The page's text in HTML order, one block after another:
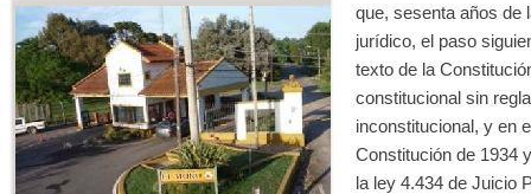
que, sesenta años de
jurídico, el paso
texto de la
constitucional sin
inconstitucional, y en
Constitución de 1934
la ley 4.434 de Juicio